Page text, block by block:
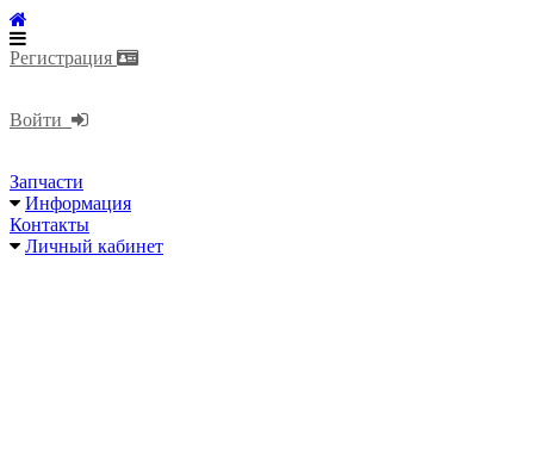
Регистрация
Войти
Запчасти
Информация
Контакты
Личный кабинет